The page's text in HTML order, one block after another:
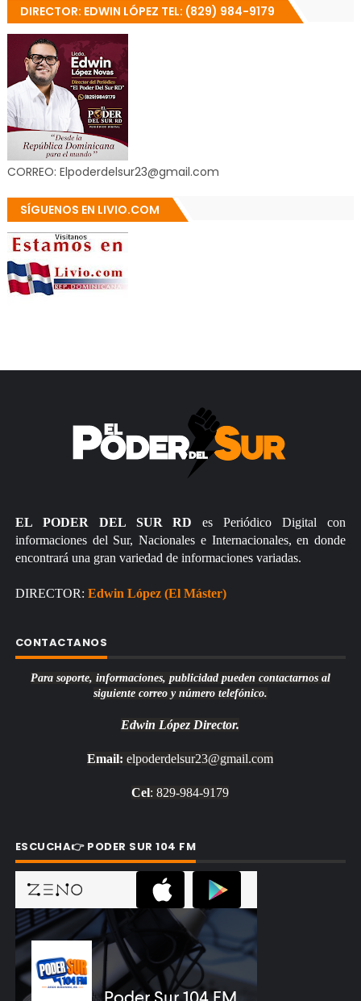
DIRECTOR: EDWIN LÓPEZ TEL: (829) 984-9179
CORREO: Elpoderdelsur23@gmail.com
SÍGUENOS EN LIVIO.COM
EL PODER DEL SUR RD es Periódico Digital con
informaciones del Sur, Nacionales e Internacionales, en donde
encontrará una gran variedad de informaciones variadas.
DIRECTOR: Edwin López (El Máster)
CONTACTANOS
Para soporte, informaciones, publicidad pueden contactarnos al
siguiente correo y número telefónico.
Edwin López Director.
Email: elpoderdelsur23@gmail.com
Cel: 829-984-9179
ESCUCHA👉 PODER SUR 104 FM